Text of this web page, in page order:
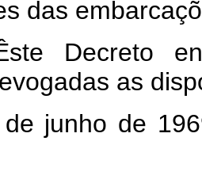
das
Decreto
as
junho de